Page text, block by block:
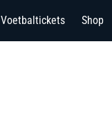
Voetbaltickets Shop